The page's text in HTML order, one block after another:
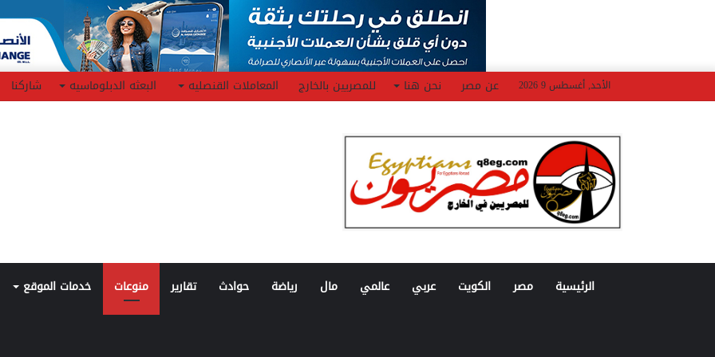
الأحد, أغسطس 9 2026 عن مصر نحن هنا للمصريين بالخارج المعاملات القنصليه البعثه الدبلوماسيه شاركنا
الرئيسية مصر الكويت عربي عالمي مال رياضة حوادث تقارير منوعات خدمات الموقع